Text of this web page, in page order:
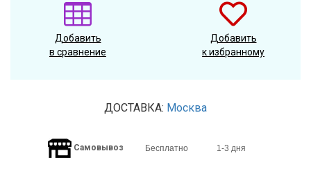
Добавить
в сравнение
Добавить
к избранному
ДОСТАВКА: Москва
Самовывоз Бесплатно 1-3 дня